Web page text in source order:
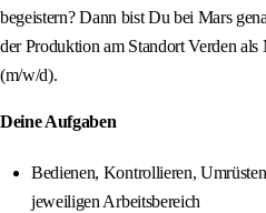
begeistern? Dann bist Du bei Mars
der Produktion am Standort Verden
(m/w/d).
Deine Aufgaben
Bedienen, Kontrollieren,
jeweiligen Arbeitsbereich